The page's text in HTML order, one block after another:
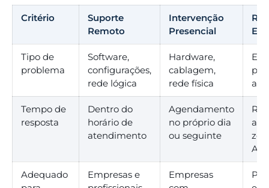
Critério
Suporte
Remoto
Intervenção
Presencial
Tipo de
problema
Software,
configurações,
rede lógica
Hardware,
cablagem,
rede física
Tempo de
resposta
Dentro do
horário de
atendimento
Agendamento
no próprio dia
ou seguinte
Adequado
Empresas e
Empresas